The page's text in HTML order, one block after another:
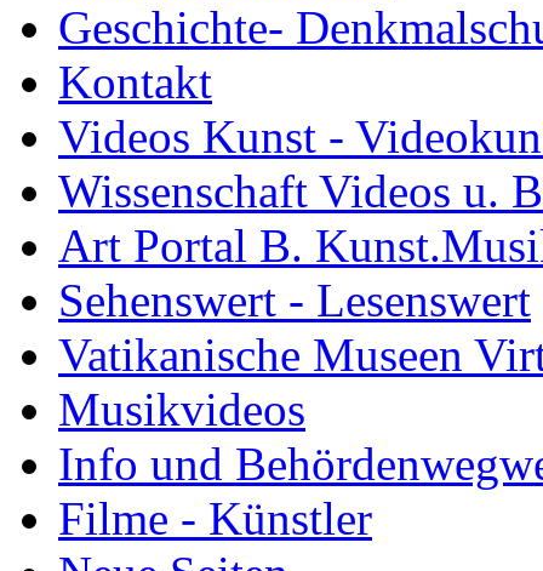
Geschichte-
Kontakt
Videos Kunst -
Wissenschaft Videos u.
Art Portal B.
Sehenswert - Lesenswert
Vatikanische Museen
Musikvideos
Info und
Filme - Künstler